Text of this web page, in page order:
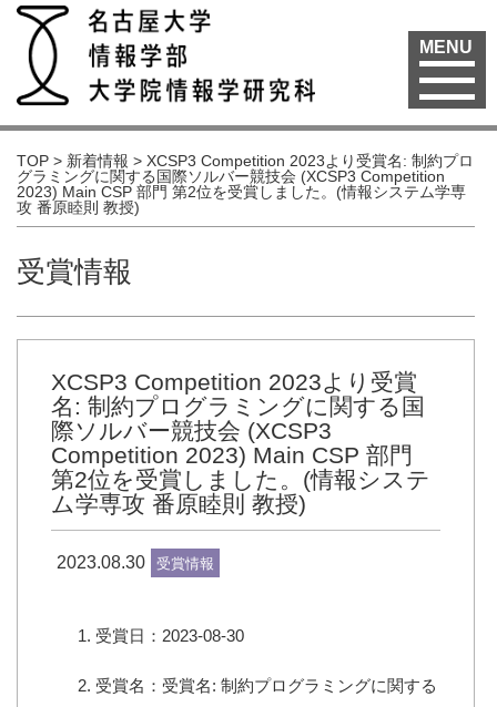
MENU
TOP > 新着情報 > XCSP3 Competition 2023より受賞名: 制約プロ
グラミングに関する国際ソルバー競技会 (XCSP3 Competition
2023) Main CSP 部門 第2位を受賞しました。(情報システム学専
攻 番原睦則 教授)
受賞情報
XCSP3 Competition 2023より受賞
名: 制約プログラミングに関する国
際ソルバー競技会 (XCSP3
Competition 2023) Main CSP 部門
第2位を受賞しました。(情報システ
ム学専攻 番原睦則 教授)
2023.08.30 受賞情報
受賞日：2023-08-30
受賞名：受賞名: 制約プログラミングに関する